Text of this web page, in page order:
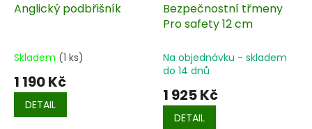
Anglický podbřišník
Skladem (1 ks)
1 190 Kč
DETAIL
Bezpečnostní třmeny
Pro safety 12 cm
Na objednávku - skladem
do 14 dnů
1 925 Kč
DETAIL